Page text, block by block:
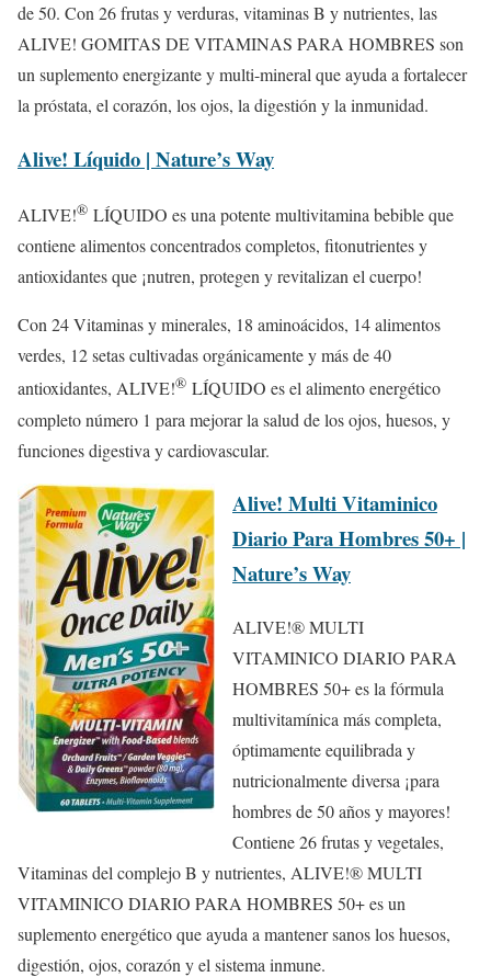
de 50. Con 26 frutas y verduras, vitaminas B y nutrientes, las
ALIVE! GOMITAS DE VITAMINAS PARA HOMBRES son
un suplemento energizante y multi-mineral que ayuda a fortalecer
la próstata, el corazón, los ojos, la digestión y la inmunidad.
Alive! Líquido | Nature’s Way
ALIVE!® LÍQUIDO es una potente multivitamina bebible que
contiene alimentos concentrados completos, fitonutrientes y
antioxidantes que ¡nutren, protegen y revitalizan el cuerpo!
Con 24 Vitaminas y minerales, 18 aminoácidos, 14 alimentos
verdes, 12 setas cultivadas orgánicamente y más de 40
antioxidantes, ALIVE!® LÍQUIDO es el alimento energético
completo número 1 para mejorar la salud de los ojos, huesos, y
funciones digestiva y cardiovascular.
Alive! Multi Vitaminico
Diario Para Hombres 50+ |
Nature’s Way
ALIVE!® MULTI
VITAMINICO DIARIO PARA
HOMBRES 50+ es la fórmula
multivitamínica más completa,
óptimamente equilibrada y
nutricionalmente diversa ¡para
hombres de 50 años y mayores!
Contiene 26 frutas y vegetales,
Vitaminas del complejo B y nutrientes, ALIVE!® MULTI
VITAMINICO DIARIO PARA HOMBRES 50+ es un
suplemento energético que ayuda a mantener sanos los huesos,
digestión, ojos, corazón y el sistema inmune.